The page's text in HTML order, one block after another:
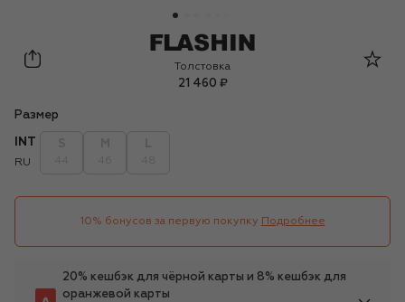
Flashin
Толстовка
21 460 ₽
Размер
INT
RU
10% бонусов за первую покупку Подробнее
20% кешбэк для чёрной карты и 8% кешбэк для
оранжевой карты